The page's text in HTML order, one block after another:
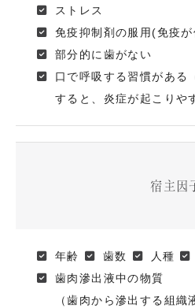
ストレス
免疫抑制剤の服用(免疫
部分的に歯がない
口で呼吸する習慣がある
すると、炎症が起こりや
宿主因
年齢 歯数 人種
歯肉滲出液中の物質
（歯肉から滲出する組